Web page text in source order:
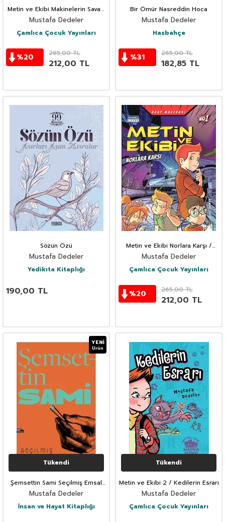
Metin ve Ekibi Makinelerin Savaşı
- Uzay Macerası No: 2
Mustafa Dedeler
Çamlıca Çocuk Yayınları
%20 265,00TL
212,00 TL
Bir Ömür Nasreddin Hoca
Mustafa Dedeler
Hasbahçe
%31 265,00TL
182,85 TL
Sözün Özü
Mustafa Dedeler
Yedikıta Kitaplığı
190,00 TL
Metin ve Ekibi Norlara Karşı /
Uzay Macerası No :1
Mustafa Dedeler
Çamlıca Çocuk Yayınları
%20 265,00TL
212,00 TL
YENI
Ürün
Tükendi
Şemsettin Sami Seçilmiş Emsal
Sözler 1
Mustafa Dedeler
İnsan ve Hayat Kitaplığı
Tükendi
Metin ve Ekibi 2 / Kedilerin Esrarı
Mustafa Dedeler
Çamlıca Çocuk Yayınları